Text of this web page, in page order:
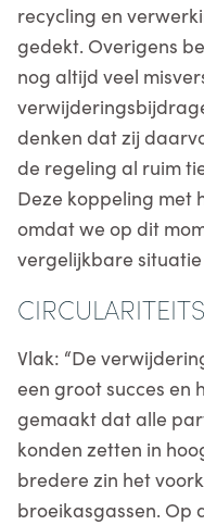
recycling en
gedekt. Overigens
nog altijd veel
denken dat zij
de regeling al ruim
Deze koppeling met
omdat we op dit
vergelijkbare situatie
Vlak: “De
een groot succes en
gemaakt dat alle
konden zetten in
bredere zin het
broeikasgassen. Op